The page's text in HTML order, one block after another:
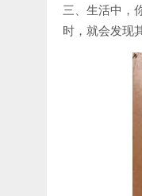
三、生活中，
时，就会发现